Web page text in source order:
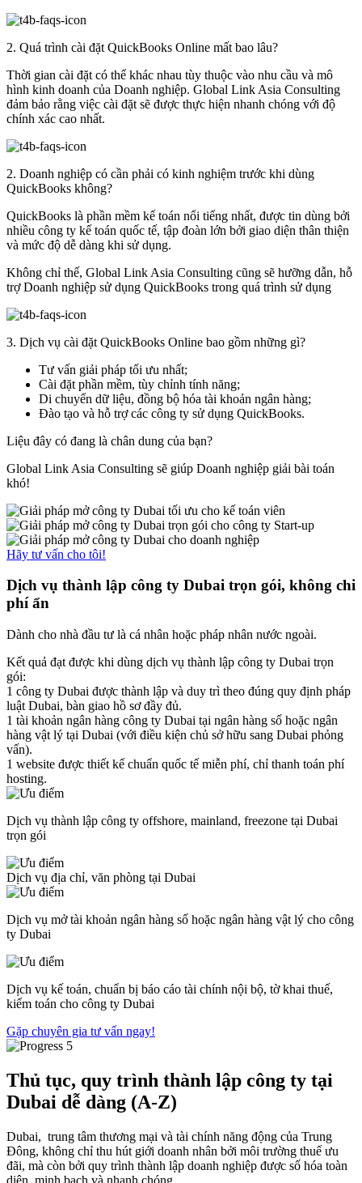
2. Quá trình cài đặt QuickBooks Online mất bao lâu?
Thời gian cài đặt có thể khác nhau tùy thuộc vào nhu cầu và mô
hình kinh doanh của Doanh nghiệp. Global Link Asia Consulting
đảm bảo rằng việc cài đặt sẽ được thực hiện nhanh chóng với độ
chính xác cao nhất.
2. Doanh nghiệp có cần phải có kinh nghiệm trước khi dùng
QuickBooks không?
QuickBooks là phần mềm kế toán nổi tiếng nhất, được tin dùng bởi
nhiều công ty kế toán quốc tế, tập đoàn lớn bởi giao diện thân thiện
và mức độ dễ dàng khi sử dụng.
Không chỉ thế, Global Link Asia Consulting cũng sẽ hưỡng dẫn, hỗ
trợ Doanh nghiệp sử dụng QuickBooks trong quá trình sử dụng
3. Dịch vụ cài đặt QuickBooks Online bao gồm những gì?
Tư vấn giải pháp tối ưu nhất;
Cài đặt phần mềm, tùy chỉnh tính năng;
Di chuyển dữ liệu, đồng bộ hóa tài khoản ngân hàng;
Đào tạo và hỗ trợ các công ty sử dụng QuickBooks.
Liệu đây có đang là chân dung của bạn?
Global Link Asia Consulting sẽ giúp Doanh nghiệp giải bài toán
khó!
Hãy tư vấn cho tôi!
Dịch vụ thành lập công ty Dubai trọn gói, không chi
phí ẩn
Dành cho nhà đầu tư là cá nhân hoặc pháp nhân nước ngoài.
Kết quả đạt được khi dùng dịch vụ thành lập công ty Dubai trọn
gói:
1 công ty Dubai được thành lập và duy trì theo đúng quy định pháp
luật Dubai, bàn giao hồ sơ đầy đủ.
1 tài khoản ngân hàng công ty Dubai tại ngân hàng số hoặc ngân
hàng vật lý tại Dubai (với điều kiện chủ sở hữu sang Dubai phỏng
vấn).
1 website được thiết kế chuẩn quốc tế miễn phí, chỉ thanh toán phí
hosting.
Dịch vụ thành lập công ty offshore, mainland, freezone tại Dubai
trọn gói
Dịch vụ địa chỉ, văn phòng tại Dubai
Dịch vụ mở tài khoản ngân hàng số hoặc ngân hàng vật lý cho công
ty Dubai
Dịch vụ kế toán, chuẩn bị báo cáo tài chính nội bộ, tờ khai thuế,
kiểm toán cho công ty Dubai
Gặp chuyên gia tư vấn ngay!
Thủ tục, quy trình thành lập công ty tại
Dubai dễ dàng (A-Z)
Dubai, trung tâm thương mại và tài chính năng động của Trung
Đông, không chỉ thu hút giới doanh nhân bởi môi trường thuế ưu
đãi, mà còn bởi quy trình thành lập doanh nghiệp được số hóa toàn
diện, minh bạch và nhanh chóng.